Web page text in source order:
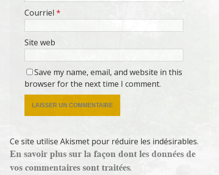
Courriel *
Site web
Save my name, email, and website in this
browser for the next time I comment.
Ce site utilise Akismet pour réduire les indésirables.
En savoir plus sur la façon dont les données de
vos commentaires sont traitées.